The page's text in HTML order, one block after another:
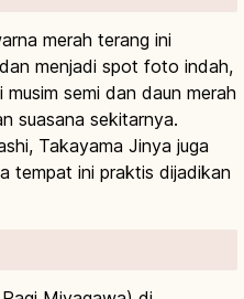
merah terang ini
menjadi spot foto indah,
musim semi dan daun merah
suasana sekitarnya.
Takayama Jinya juga
tempat ini praktis dijadikan